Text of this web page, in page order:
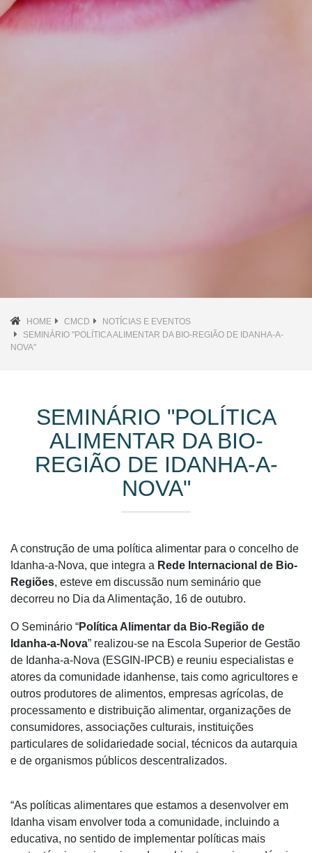
HOME CMCD
NOTÍCIAS E EVENTOS
SEMINÁRIO "POLÍTICA ALIMENTAR DA BIO-REGIÃO DE IDANHA-A-
NOVA"
SEMINÁRIO "POLÍTICA
ALIMENTAR DA BIO-
REGIÃO DE IDANHA-A-
NOVA"
A construção de uma política alimentar para o concelho de
Idanha-a-Nova, que integra a Rede Internacional de Bio-
Regiões, esteve em discussão num seminário que
decorreu no Dia da Alimentação, 16 de outubro.
O Seminário “Política Alimentar da Bio-Região de
Idanha-a-Nova” realizou-se na Escola Superior de Gestão
de Idanha-a-Nova (ESGIN-IPCB) e reuniu especialistas e
atores da comunidade idanhense, tais como agricultores e
outros produtores de alimentos, empresas agrícolas, de
processamento e distribuição alimentar, organizações de
consumidores, associações culturais, instituições
particulares de solidariedade social, técnicos da autarquia
e de organismos públicos descentralizados.
“As políticas alimentares que estamos a desenvolver em
Idanha visam envolver toda a comunidade, incluindo a
educativa, no sentido de implementar políticas mais